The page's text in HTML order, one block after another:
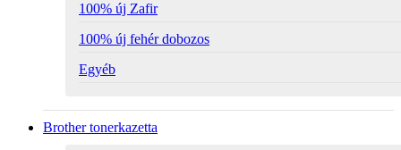
100% új Zafir
100% új fehér dobozos
Egyéb
Brother tonerkazetta